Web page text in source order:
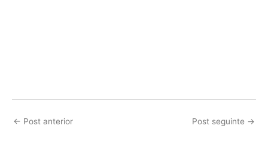
← Post anterior Post seguinte →